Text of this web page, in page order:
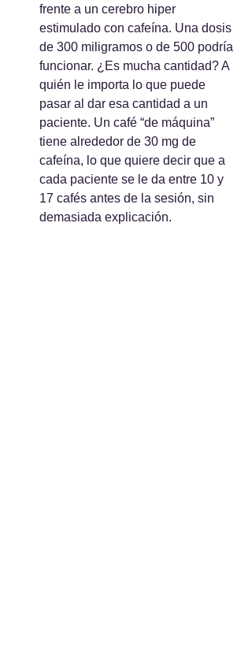
frente a un cerebro hiper
estimulado con cafeína. Una dosis
de 300 miligramos o de 500 podría
funcionar. ¿Es mucha cantidad? A
quién le importa lo que puede
pasar al dar esa cantidad a un
paciente. Un café “de máquina”
tiene alrededor de 30 mg de
cafeína, lo que quiere decir que a
cada paciente se le da entre 10 y
17 cafés antes de la sesión, sin
demasiada explicación.